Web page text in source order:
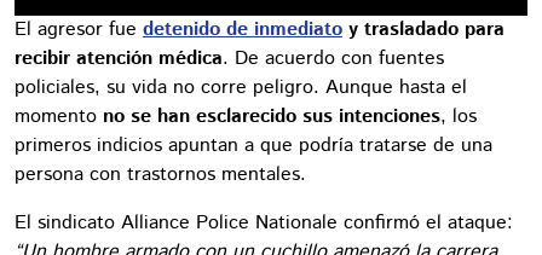
El agresor fue detenido de inmediato y trasladado para
recibir atención médica. De acuerdo con fuentes
policiales, su vida no corre peligro. Aunque hasta el
momento no se han esclarecido sus intenciones, los
primeros indicios apuntan a que podría tratarse de una
persona con trastornos mentales.
El sindicato Alliance Police Nationale confirmó el ataque: